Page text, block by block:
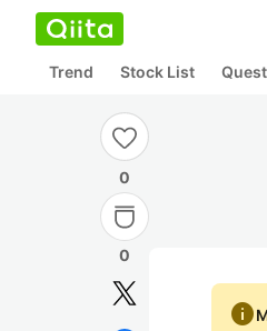
Trend Stock List
0
0
info